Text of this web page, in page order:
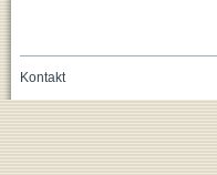
Kontakt